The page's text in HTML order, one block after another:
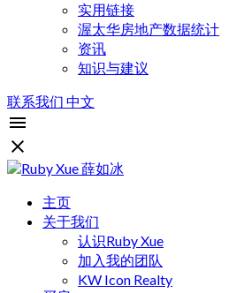
实用链接
渥太华房地产数据统计
资讯
知识与建议
联系我们 中文
主页
关于我们
认识Ruby Xue
加入我的团队
KW Icon Realty